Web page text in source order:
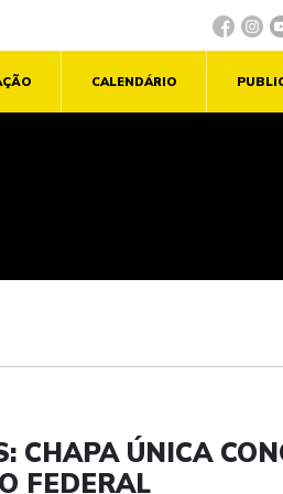
CALENDÁRIO
CHAPA ÚNICA
FEDERAL